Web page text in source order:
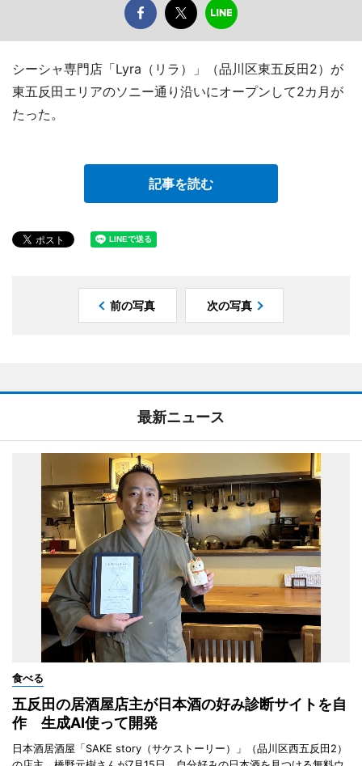
シーシャ専門店「Lyra（リラ）」（品川区東五反田2）が
東五反田エリアのソニー通り沿いにオープンして2カ月が
たった。
記事を読む
前の写真 次の写真
最新ニュース
食べる
五反田の居酒屋店主が日本酒の好み診断サイトを自
作 生成AI使って開発
日本酒居酒屋「SAKE story（サケストーリー）」（品川区西五反田2）